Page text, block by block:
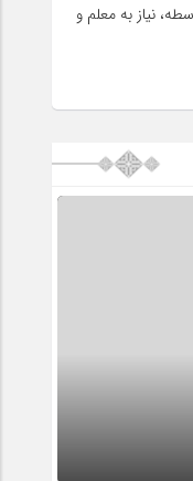
نیاز به معلم و